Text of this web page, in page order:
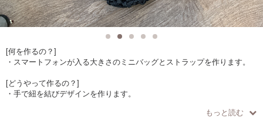
[何を作るの？]
・スマートフォンが入る大きさのミニバッグとストラップを作ります。
[どうやって作るの？]
・手で紐を結びデザインを作ります。
もっと読む